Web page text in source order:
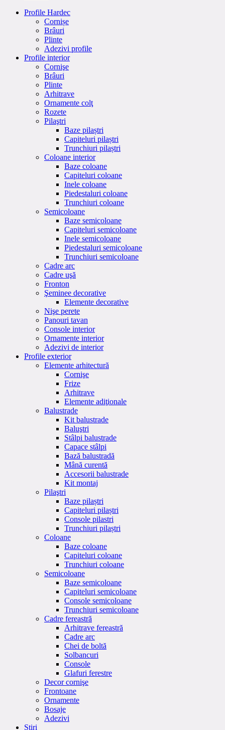
Profile Hardec
Cornișe
Brâuri
Plinte
Adezivi profile
Profile interior
Cornişe
Brâuri
Plinte
Arhitrave
Ornamente colţ
Rozete
Pilaştri
Baze pilaștri
Capiteluri pilaștri
Trunchiuri pilaștri
Coloane interior
Baze coloane
Capiteluri coloane
Inele coloane
Piedestaluri coloane
Trunchiuri coloane
Semicoloane
Baze semicoloane
Capiteluri semicoloane
Inele semicoloane
Piedestaluri semicoloane
Trunchiuri semicoloane
Cadre arc
Cadre uşă
Fronton
Şeminee decorative
Elemente decorative
Nişe perete
Panouri tavan
Console interior
Ornamente interior
Adezivi de interior
Profile exterior
Elemente arhitectură
Cornişe
Frize
Arhitrave
Elemente adiţionale
Balustrade
Kit balustrade
Baluştri
Stâlpi balustrade
Capace stâlpi
Bază balustradă
Mână curentă
Accesorii balustrade
Kit montaj
Pilaştri
Baze pilaștri
Capiteluri pilaștri
Console pilastri
Trunchiuri pilaștri
Coloane
Baze coloane
Capiteluri coloane
Trunchiuri coloane
Semicoloane
Baze semicoloane
Capiteluri semicoloane
Console semicoloane
Trunchiuri semicoloane
Cadre fereastră
Arhitrave fereastră
Cadre arc
Chei de boltă
Solbancuri
Console
Glafuri ferestre
Decor cornişe
Frontoane
Ornamente
Bosaje
Adezivi
Stiri